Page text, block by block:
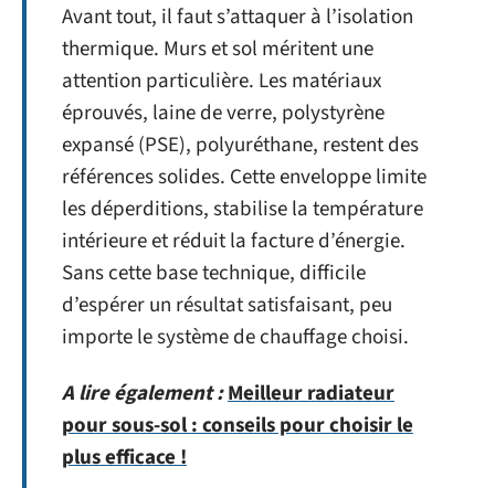
Avant tout, il faut s’attaquer à l’isolation
thermique. Murs et sol méritent une
attention particulière. Les matériaux
éprouvés, laine de verre, polystyrène
expansé (PSE), polyuréthane, restent des
références solides. Cette enveloppe limite
les déperditions, stabilise la température
intérieure et réduit la facture d’énergie.
Sans cette base technique, difficile
d’espérer un résultat satisfaisant, peu
importe le système de chauffage choisi.
A lire également :Meilleur radiateur
pour sous-sol : conseils pour choisir le
plus efficace !